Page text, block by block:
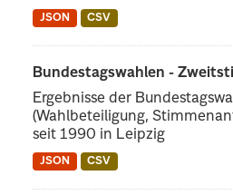
JSON CSV
Bundestagswahlen -
Ergebnisse der
(Wahlbeteiligung,
seit 1990 in Leipzig
JSON CSV